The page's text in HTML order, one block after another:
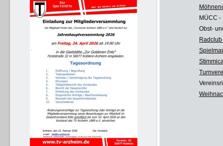
MÜCC
Obst-